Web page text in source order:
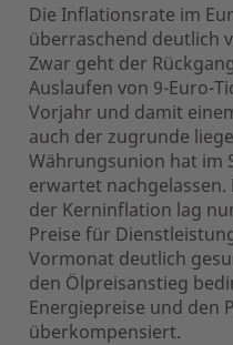
Die Inflationsrate im
überraschend deutlich
Zwar geht der
Auslaufen von 9-Euro-
Vorjahr und damit
auch der zugrunde
Währungsunion hat im
erwartet
der Kerninflation lag
Preise für
Vormonat deutlich
den Ölpreisanstieg
Energiepreise und den
überkompensiert.